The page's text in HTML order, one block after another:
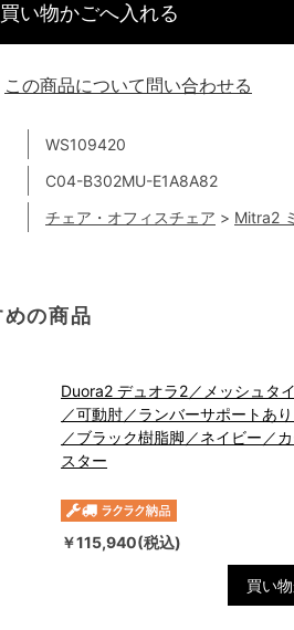
WS109420
C04-B302MU-E1A8A82
チェア・オフィスチェア > Mitra2
買い物かごへ入れる
の商品
Duora2 デュオラ2／メッシュタ
／可動肘／ランバーサポートあ
／ブラック樹脂脚／ネイビー／
スター
￥115,940(税込)
買い
この商品について問い合わせる